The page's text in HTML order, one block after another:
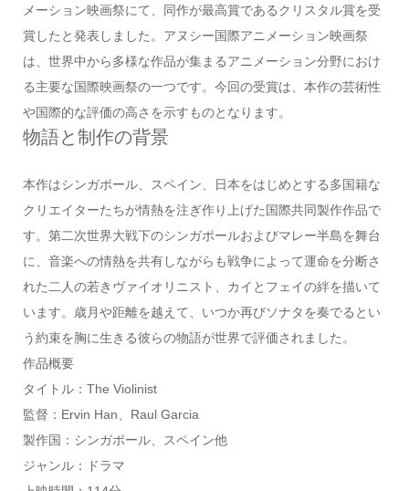
メーション映画祭にて、同作が最高賞であるクリスタル賞を受
賞したと発表しました。アヌシー国際アニメーション映画祭
は、世界中から多様な作品が集まるアニメーション分野におけ
る主要な国際映画祭の一つです。今回の受賞は、本作の芸術性
や国際的な評価の高さを示すものとなります。
物語と制作の背景
本作はシンガポール、スペイン、日本をはじめとする多国籍な
クリエイターたちが情熱を注ぎ作り上げた国際共同製作作品で
す。第二次世界大戦下のシンガポールおよびマレー半島を舞台
に、音楽への情熱を共有しながらも戦争によって運命を分断さ
れた二人の若きヴァイオリニスト、カイとフェイの絆を描いて
います。歳月や距離を越えて、いつか再びソナタを奏でるとい
う約束を胸に生きる彼らの物語が世界で評価されました。
作品概要
タイトル：The Violinist
監督：Ervin Han、Raul Garcia
製作国：シンガポール、スペイン他
ジャンル：ドラマ